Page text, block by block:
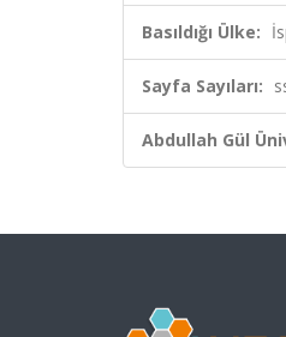
Basıldığı Ülke:
Sayfa Sayıları:
Abdullah Gül